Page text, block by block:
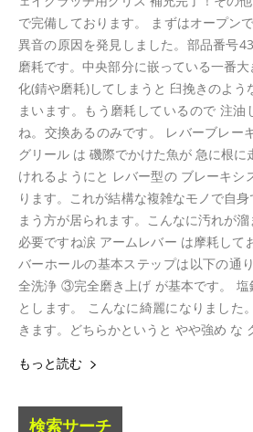
で完備しております。 まずはオープン
異音の原因を発見しました。部品番号
磨耗です。中央部分に嵌っている一番
化(錆や磨耗)してしまうと 臼挽きのよう
まいます。もう磨耗しているので 注油
ね。交換あるのみです。 レバーブレー
グリール は 磯際でかけた魚が 急に根
けれるようにと レバー型の ブレーキシ
ります。これが結構な複雑なモノで自
まう方が居られます。こんなに汚れが
必要ですね涙 アームレバー は摩耗して
バーホールの基本ステップは以下の
全洗浄 ③完全磨き上げ が基本です。 塩
とします。 こんなに綺麗になりました
きます。どちらかというと やや強め な
もっと読む
検索サーチ